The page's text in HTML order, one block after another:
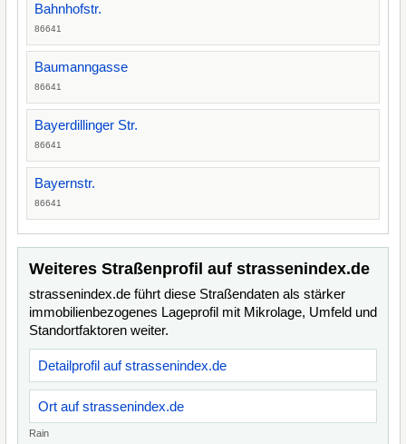
Bahnhofstr.
86641
Baumanngasse
86641
Bayerdillinger Str.
86641
Bayernstr.
86641
Weiteres Straßenprofil auf strassenindex.de
strassenindex.de führt diese Straßendaten als stärker
immobilienbezogenes Lageprofil mit Mikrolage, Umfeld und
Standortfaktoren weiter.
Detailprofil auf strassenindex.de
Ort auf strassenindex.de
Rain